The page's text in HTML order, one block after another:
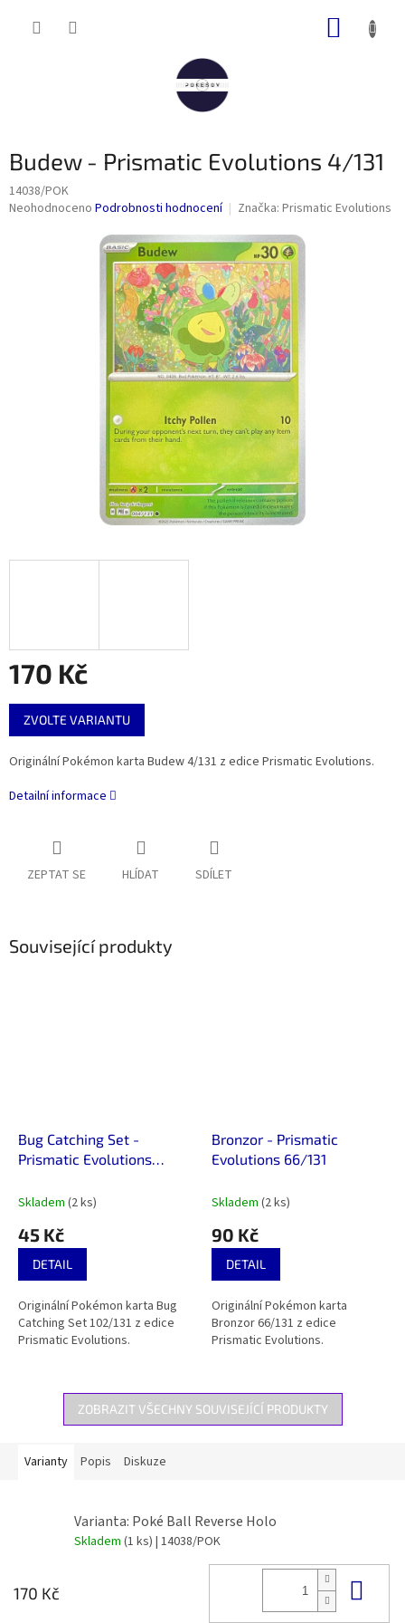
Budew - Prismatic Evolutions 4/131
14038/POK
Průměrné
Neohodnoceno Podrobnosti hodnocení Značka: Prismatic Evolutions
170 Kč
Měrná
cena:
ZVOLTE VARIANTU
Originální Pokémon karta Budew 4/131 z edice Prismatic Evolutions.
Detailní informace
ZEPTAT SE HLÍDAT SDÍLET
Související produkty
Bug Catching Set -
Prismatic Evolutions
Skladem (2 ks)
45 Kč
DETAIL
Originální Pokémon karta Bug
Catching Set 102/131 z edice
Prismatic Evolutions.
Bronzor - Prismatic
Evolutions 66/131
Skladem (2 ks)
90 Kč
DETAIL
Originální Pokémon karta
Bronzor 66/131 z edice
Prismatic Evolutions.
ZOBRAZIT VŠECHNY SOUVISEJÍCÍ PRODUKTY
Varianty Popis Diskuze
Varianta: Poké Ball Reverse Holo
Skladem (1 ks) | 14038/POK
170 Kč